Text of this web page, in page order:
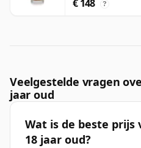
€ 148 ?
Veelgestelde vragen
jaar oud
Wat is de beste prijs
18 jaar oud?